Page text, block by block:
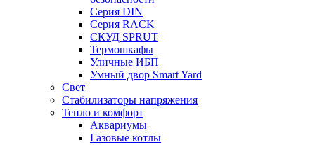
Серия DIN
Серия RACK
СКУД SPRUT
Термошкафы
Уличные ИБП
Умный двор Smart Yard
Свет
Стабилизаторы напряжения
Тепло и комфорт
Аквариумы
Газовые котлы